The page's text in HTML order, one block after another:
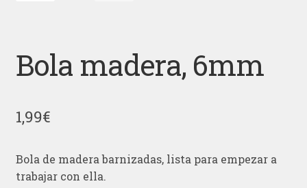
Bola madera, 6mm
1,99€
Bola de madera barnizadas, lista para empezar a
trabajar con ella.